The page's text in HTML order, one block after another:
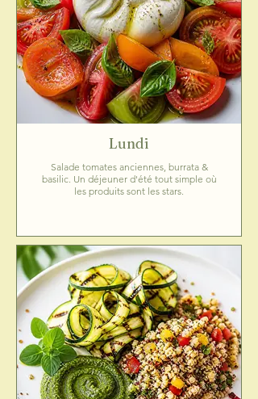
Lundi
Salade tomates anciennes, burrata &
basilic. Un déjeuner d'été tout simple où
les produits sont les stars.